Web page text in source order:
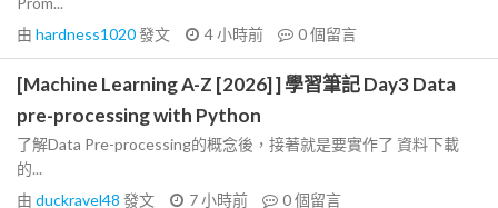
由 hardness1020發文 4 小時前 0個留言
[Machine Learning A-Z [2026] ] 學習筆記 Day3 Data
pre-processing with Python
了解Data Pre-processing的概念後，接著就是要實作了 資料下載
的...
由 duckravel48 發文 7 小時前 0個留言